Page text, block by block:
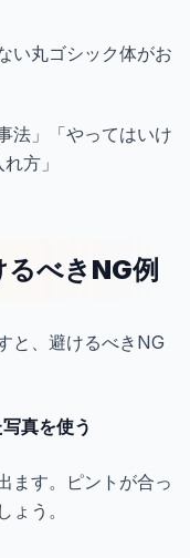
い丸ゴシック体がお
法」「やってはいけ
方」
べきNG例
と、避けるべきNG
真を使う
ます。ピントが合っ
う。